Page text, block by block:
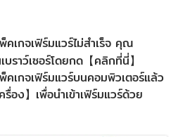
เกจเฟิร์มแวร์ไม่สำเร็จ คุณ
ราว์เซอร์โดยกด【คลิกที่นี่】
เกจเฟิร์มแวร์บนคอมพิวเตอร์แล้ว
รื่อง】เพื่อนำเข้าเฟิร์มแวร์ด้วย